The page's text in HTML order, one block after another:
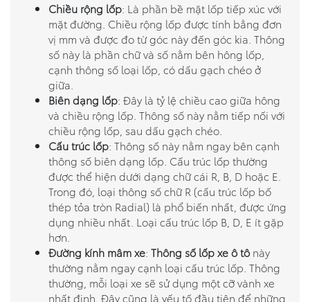
Chiều rộng lốp: Là phần bề mặt lốp tiếp xúc với
mặt đường. Chiều rộng lốp được tính bằng đơn
vị mm và được đo từ góc này đến góc kia. Thông
số này là phần chữ và số nằm bên hông lốp,
cạnh thông số loại lốp, có dấu gạch chéo ở
giữa.
Biên dạng lốp: Đây là tỷ lệ chiều cao giữa hông
và chiều rộng lốp. Thông số này nằm tiếp nối với
chiều rộng lốp, sau dấu gạch chéo.
Cấu trúc lốp: Thông số này nằm ngay bên cạnh
thông số biên dạng lốp. Cấu trúc lốp thường
được thể hiện dưới dạng chữ cái R, B, D hoặc E.
Trong đó, loại thông số chữ R (cấu trúc lốp bố
thép tỏa tròn Radial) là phổ biến nhất, được ứng
dụng nhiều nhất. Loại cấu trúc lốp B, D, E ít gặp
hơn.
Đường kính mâm xe: Thông số lốp xe ô tônày
thường nằm ngay cạnh loại cấu trúc lốp. Thông
thường, mỗi loại xe sẽ sử dụng một cỡ vành xe
nhất định. Đây cũng là yếu tố đầu tiên để những